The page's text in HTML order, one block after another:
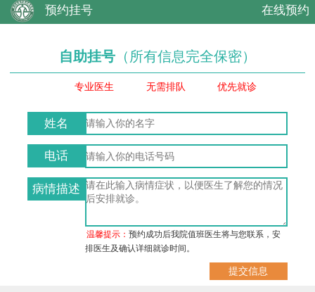
预约挂号 在线预约
自助挂号 （所有信息完全保密）
专业医生 无需排队 优先就诊
姓名
电话
病情描述
温馨提示：预约成功后我院值班医生将与您联系，安
排医生及确认详细就诊时间。